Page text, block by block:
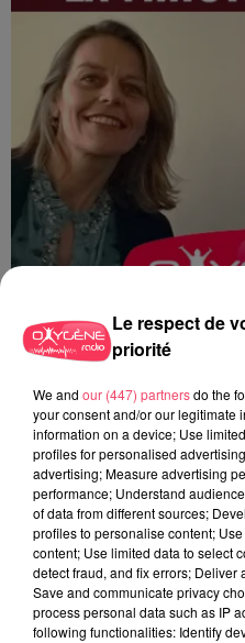
LMJ 04/22 - Droit de grève :
Le respect de
priorité
We and our (447) partnersdo the
your consent and/or our legitimate
information on a device; Use
profiles for personalised
advertising; Measure advertising
performance; Understand
of data from different sources;
profiles to personalise content;
content; Use limited data to select
detect fraud, and fix errors;
Save and communicate privacy
process personal data such as IP
following functionalities: Identify